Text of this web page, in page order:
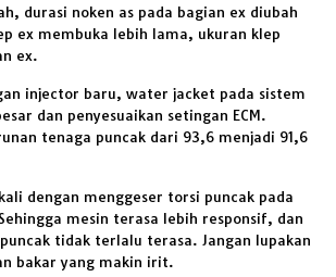
durasi noken as pada bagian ex diubah
ex membuka lebih lama, ukuran klep
ex.
injector baru, water jacket pada sistem
dan penyesuaikan setingan ECM.
tenaga puncak dari 93,6 menjadi 91,6
dengan menggeser torsi puncak pada
mesin terasa lebih responsif, dan
tidak terlalu terasa. Jangan lupakan
bakar yang makin irit.